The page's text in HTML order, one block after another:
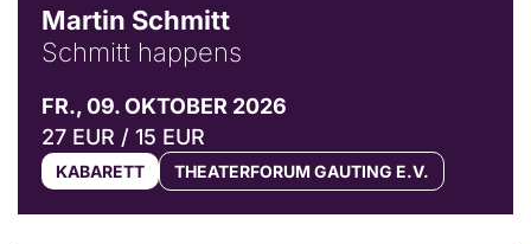
Martin Schmitt
Schmitt happens
FR., 09. OKTOBER 2026
27 EUR / 15 EUR
KABARETT THEATERFORUM GAUTING E.V.